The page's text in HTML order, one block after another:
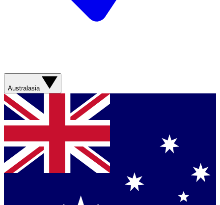
Australasia